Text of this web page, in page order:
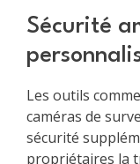
Sécurité
Les outils
caméras de
sécurité
propriétaires la